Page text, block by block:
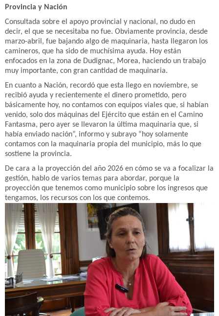
Provincia y Nación
Consultada sobre el apoyo provincial y nacional, no dudo en
decir, el que se necesitaba no fue. Obviamente provincia, desde
marzo-abril, fue bajando algo de maquinaria, hasta llegaron los
camineros, que ha sido de muchísima ayuda. Hoy están
enfocados en la zona de Dudignac, Morea, haciendo un trabajo
muy importante, con gran cantidad de maquinaria.
En cuanto a Nación, recordó que esta llego en noviembre, se
recibió ayuda y recientemente el dinero prometido, pero
básicamente hoy, no contamos con equipos viales que, si habían
venido, solo dos máquinas del Ejército que están en el Camino
Fantasma, pero ayer se llevaron la última maquinaria que, si
había enviado nación”, informo y subrayo “hoy solamente
contamos con la maquinaria propia del municipio, más lo que
sostiene la provincia.
De cara a la proyección del año 2026 en cómo se va a focalizar la
gestión, hablo de varios temas para abordar, porque la
proyección que tenemos como municipio sobre los ingresos que
tengamos, los recursos con los que contemos.